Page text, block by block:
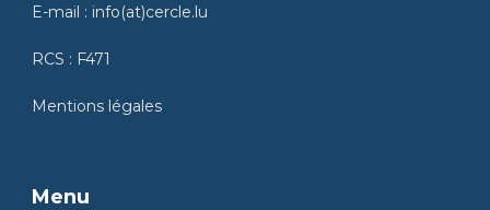
E-mail : info(at)cercle.lu
RCS : F471
Mentions légales
Menu